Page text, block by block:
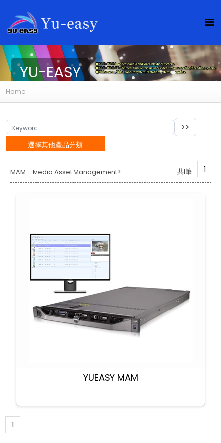
YU-EASY
Home
選擇其他產品分類
MAM--Media Asset Management> 共1筆 1
YUEASY MAM
1